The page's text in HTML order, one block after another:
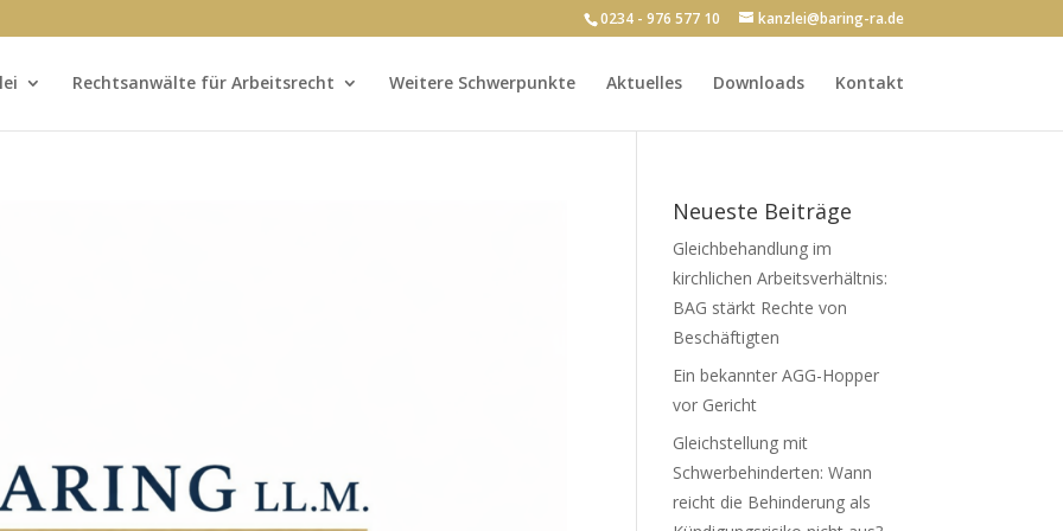
0234 - 976 577 10 kanzlei@baring-ra.de
Rechtsanwälte für Arbeitsrecht Weitere Schwerpunkte Aktuelles Downloads Kontakt
Neueste Beiträge
Gleichbehandlung im
kirchlichen Arbeitsverhältnis:
BAG stärkt Rechte von
Beschäftigten
Ein bekannter AGG-Hopper
vor Gericht
Gleichstellung mit
Schwerbehinderten: Wann
reicht die Behinderung als